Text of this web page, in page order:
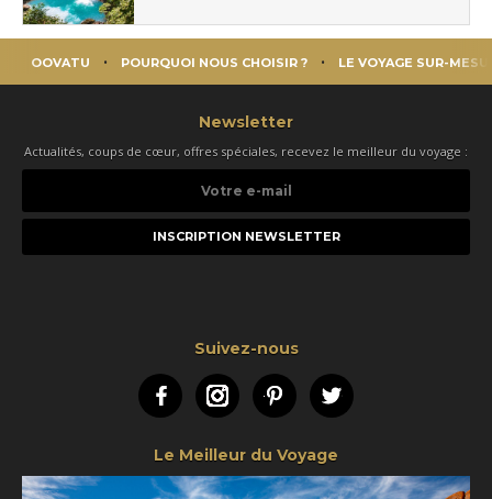
OOVATU POURQUOI NOUS CHOISIR ? LE VOYAGE SUR-
Newsletter
Actualités, coups de cœur, offres spéciales, recevez le meilleur du voyage :
e-
Suivez-nous
FacebookInstagramPinterestTwitter
Le Meilleur du Voyage